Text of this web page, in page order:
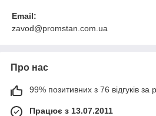
Email:
zavod@promstan.com.ua
Про нас
99% позитивних з 76 відгуків за
Працює з 13.07.2011